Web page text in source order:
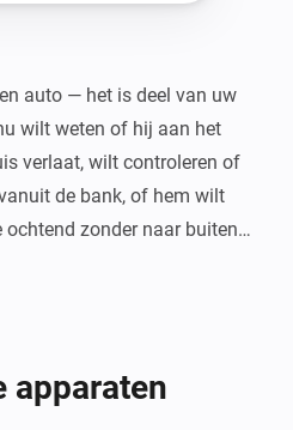
auto — het is deel van uw
wilt weten of hij aan het
verlaat, wilt controleren of
de bank, of hem wilt
zonder naar buiten
voertuig precies daar
die uw thuisleven al
apparaten